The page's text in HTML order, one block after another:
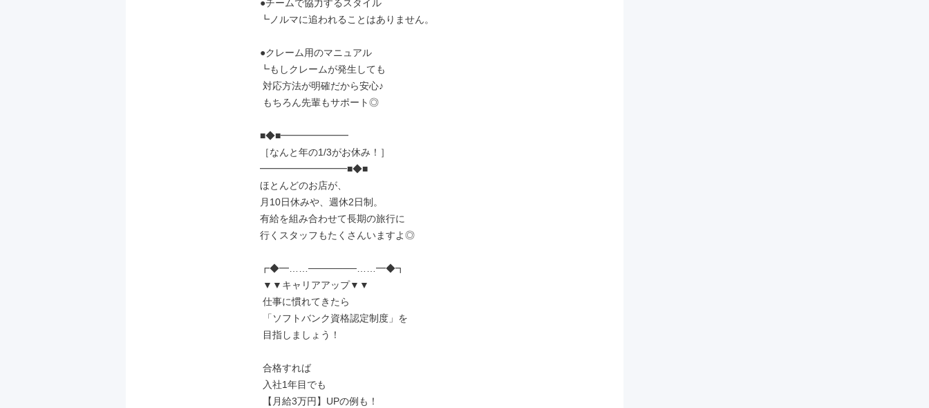
●チームで協力するスタイル
┗ノルマに追われることはありません。
●クレーム用のマニュアル
┗もしクレームが発生しても
■◆■━━━━━━━
［なんと年の1/3がお休み！］
━━━━━━━━━■◆■
ほとんどのお店が、
月10日休みや、週休2日制。
有給を組み合わせて長期の旅行に
行くスタッフもたくさんいますよ◎
┏◆━……───────……━◆┓